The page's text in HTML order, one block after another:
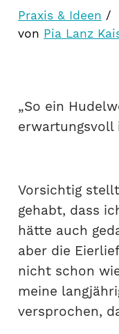
Praxis & Ideen /
von Pia Lanz
„So ein
erwartungsvoll
Vorsichtig
gehabt, dass
hätte auch
aber die
nicht schon
meine
versprochen,